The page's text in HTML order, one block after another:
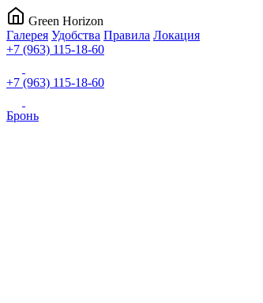
Green Horizon
Галерея Удобства Правила Локация
+7 (963) 115-18-60
+7 (963) 115-18-60
Бронь